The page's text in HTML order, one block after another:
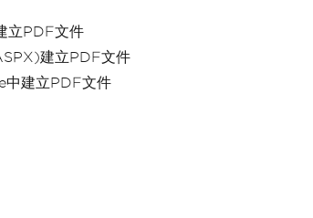
立PDF文件
建立PDF文件
中建立PDF文件